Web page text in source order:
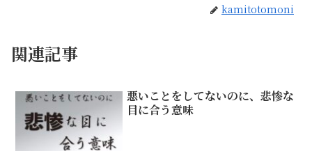
kamitotomoni
関連記事
悪いことをしてないのに、悲惨な
目に合う意味